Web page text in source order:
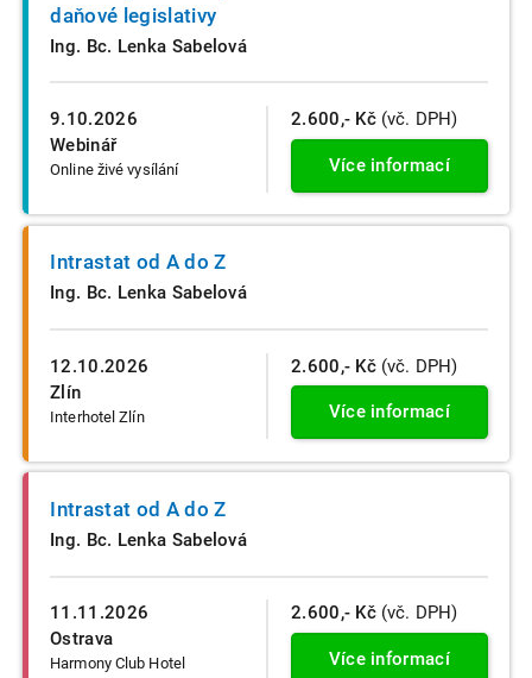
9.10.2026
Webinář
Online živé vysílání
daňové legislativy
Ing. Bc. Lenka Sabelová
2.600,- Kč (vč. DPH)
Více informací
12.10.2026
Zlín
Interhotel Zlín
Intrastat od A do Z
Ing. Bc. Lenka Sabelová
2.600,- Kč (vč. DPH)
Více informací
11.11.2026
Ostrava
Harmony Club Hotel
Intrastat od A do Z
Ing. Bc. Lenka Sabelová
2.600,- Kč (vč. DPH)
Více informací